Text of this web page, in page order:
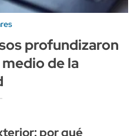
profundizaron
de la
por qué